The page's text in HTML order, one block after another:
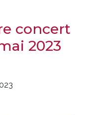
concert
2023